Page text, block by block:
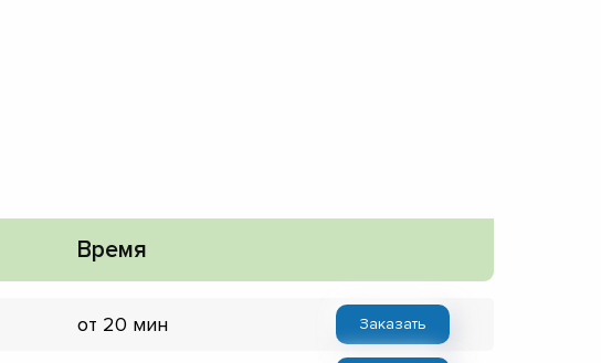
Время
от 20 мин Заказать